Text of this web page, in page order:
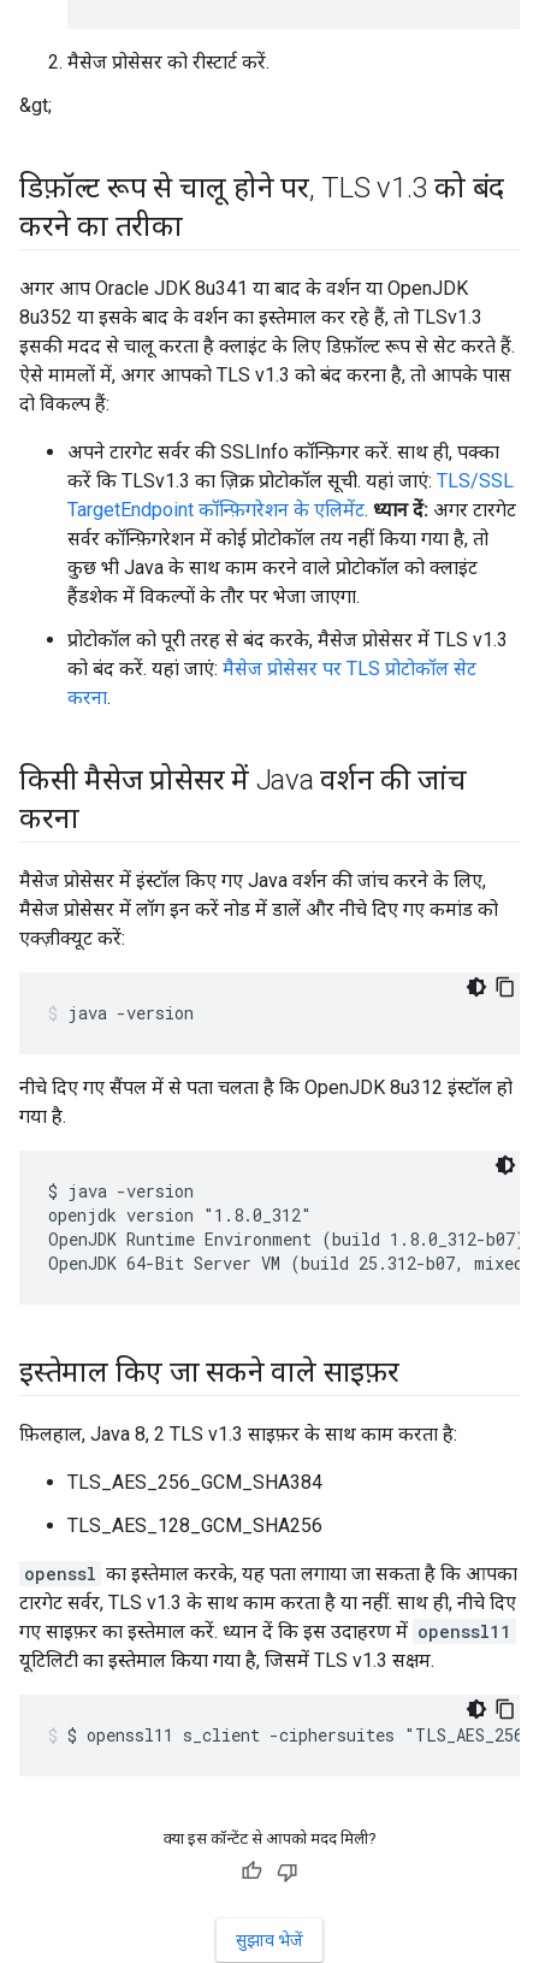
मैसेज प्रोसेसर को रीस्टार्ट करें.
&gt;
डिफ़ॉल्ट रूप से चालू होने पर, TLS v1.3 को बंद
करने का तरीका
अगर आप Oracle JDK 8u341 या बाद के वर्शन या OpenJDK
8u352 या इसके बाद के वर्शन का इस्तेमाल कर रहे हैं, तो TLSv1.3
इसकी मदद से चालू करता है क्लाइंट के लिए डिफ़ॉल्ट रूप से सेट करते हैं.
ऐसे मामलों में, अगर आपको TLS v1.3 को बंद करना है, तो आपके पास
दो विकल्प हैं:
अपने टारगेट सर्वर की SSLInfo कॉन्फ़िगर करें. साथ ही, पक्का
करें कि TLSv1.3 का ज़िक्र प्रोटोकॉल सूची. यहां जाएं: TLS/SSL
TargetEndpoint कॉन्फ़िगरेशन के एलिमेंट. ध्यान दें: अगर टारगेट
सर्वर कॉन्फ़िगरेशन में कोई प्रोटोकॉल तय नहीं किया गया है, तो
कुछ भी Java के साथ काम करने वाले प्रोटोकॉल को क्लाइंट
हैंडशेक में विकल्पों के तौर पर भेजा जाएगा.
प्रोटोकॉल को पूरी तरह से बंद करके, मैसेज प्रोसेसर में TLS v1.3
को बंद करें. यहां जाएं: मैसेज प्रोसेसर पर TLS प्रोटोकॉल सेट
करना.
किसी मैसेज प्रोसेसर में Java वर्शन की जांच
करना
मैसेज प्रोसेसर में इंस्टॉल किए गए Java वर्शन की जांच करने के लिए,
मैसेज प्रोसेसर में लॉग इन करें नोड में डालें और नीचे दिए गए कमांड को
एक्ज़ीक्यूट करें:
java -version
नीचे दिए गए सैंपल में से पता चलता है कि OpenJDK 8u312 इंस्टॉल हो
गया है.
$ java -version
openjdk version "1.8.0_312"
OpenJDK Runtime Environment (build 1.8.0_312-b07)
OpenJDK 64-Bit Server VM (build 25.312-b07, mixed
इस्तेमाल किए जा सकने वाले साइफ़र
फ़िलहाल, Java 8, 2 TLS v1.3 साइफ़र के साथ काम करता है:
TLS_AES_256_GCM_SHA384
TLS_AES_128_GCM_SHA256
openssl का इस्तेमाल करके, यह पता लगाया जा सकता है कि आपका
टारगेट सर्वर, TLS v1.3 के साथ काम करता है या नहीं. साथ ही, नीचे दिए
गए साइफ़र का इस्तेमाल करें. ध्यान दें कि इस उदाहरण में openssl11
यूटिलिटी का इस्तेमाल किया गया है, जिसमें TLS v1.3 सक्षम.
$ openssl11 s_client -ciphersuites
क्या इस कॉन्टेंट से आपको मदद मिली?
सुझाव भेजें